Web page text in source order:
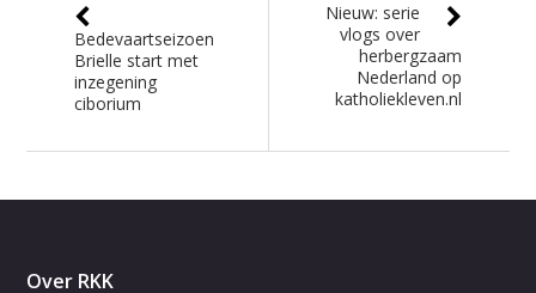
Bedevaartseizoen
Brielle start met
inzegening
ciborium
Nieuw: serie
vlogs over
herbergzaam
Nederland op
katholiekleven.nl
Over RKK